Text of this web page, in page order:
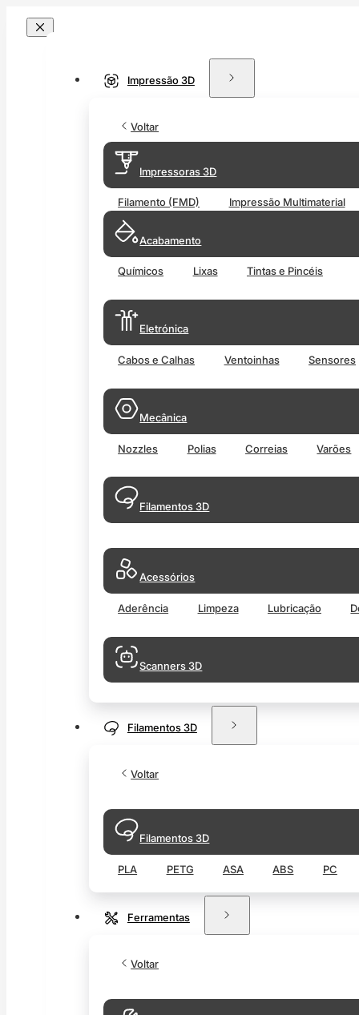
Impressão 3D
Voltar
Impressoras 3D
Filamento (FMD) Impressão Multimaterial
Acabamento
Químicos Lixas Tintas e Pincéis
Eletrónica
Cabos e Calhas Ventoinhas Sensores
Mecânica
Nozzles Polias Correias Varões
Filamentos 3D
Acessórios
Aderência Limpeza Lubricação
Scanners 3D
Filamentos 3D
Voltar
Filamentos 3D
PLA PETG ASA ABS PC
Ferramentas
Voltar